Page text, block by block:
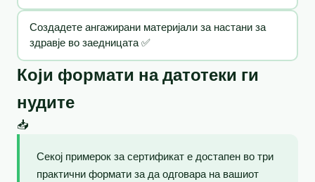
Создадете ангажирани материјали за настани за
здравје во заедницата ✅
Који формати на датотеки ги
нудите
📥
Секој примерок за сертификат е достапен во три
практични формати за да одговара на вашиот